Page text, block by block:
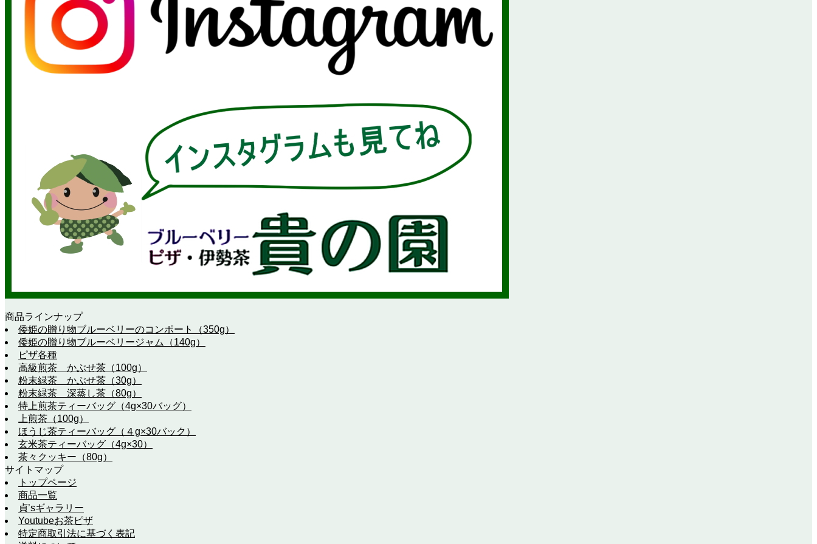
商品ラインナップ
倭姫の贈り物ブルーベリーのコンポート（350g）
倭姫の贈り物ブルーベリージャム（140g）
ピザ各種
高級煎茶 かぶせ茶（100g）
粉末緑茶 かぶせ茶（30g）
粉末緑茶 深蒸し茶（80g）
特上煎茶ティーバッグ（4g×30バッグ）
上煎茶（100g）
ほうじ茶ティーバッグ（４g×30バック）
玄米茶ティーバッグ（4g×30）
茶々クッキー（80g）
サイトマップ
トップページ
商品一覧
貞’sギャラリー
Youtubeお茶ピザ
特定商取引法に基づく表記